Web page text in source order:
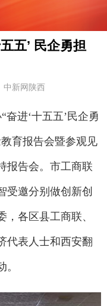
五’ 民企勇担
中新网陕西
进‘十五五’民企勇
育报告会暨参观见
报告会。市工商联
受邀分别做创新创
各区县工商联、
代表人士和西安翻